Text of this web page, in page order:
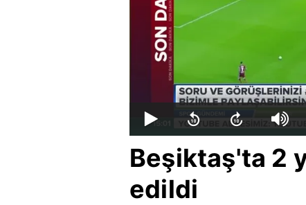
Beşiktaş'ta 2
edildi